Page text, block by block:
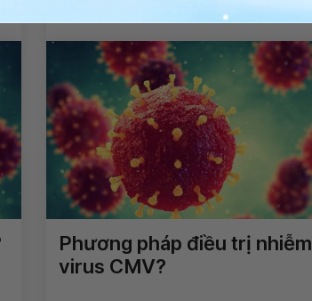
Xem thêm
Phương pháp điều trị nhiễm
virus CMV?